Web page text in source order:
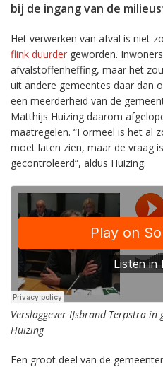
bij de ingang van de
Het verwerken van afval is niet
flink duurder geworden.
afvalstoffenheffing, maar het
uit andere gemeentes daar dan
een meerderheid van de
Matthijs Huizing daarom
maatregelen. “Formeel is het al
moet laten zien, maar de vraag
gecontroleerd”, aldus Huizing.
Verslaggever IJsbrand Terpstra
Huizing
Een groot deel van de